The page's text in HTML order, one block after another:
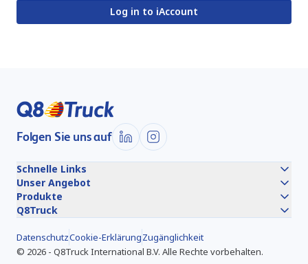
Log in to iAccount
Folgen Sie uns auf
Schnelle Links
Unser Angebot
Produkte
Q8Truck
DatenschutzCookie-ErklärungZugänglichkeit
© 2026 - Q8Truck International B.V. Alle Rechte vorbehalten.